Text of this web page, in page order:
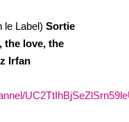
le Label) Sortie
the love, the
Irfan